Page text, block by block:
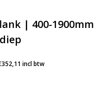
| 400-1900mm
incl btw